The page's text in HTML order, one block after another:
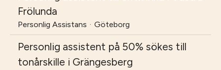
Frölunda
Personlig Assistans · Göteborg
Personlig assistent på 50% sökes till
tonårskille i Grängesberg